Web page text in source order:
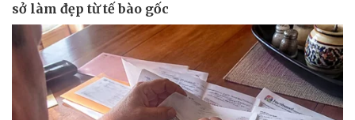
Pháp luật
Tin nóng
Quân sự - Quốc phòng
Vũ khí
Việt Nam